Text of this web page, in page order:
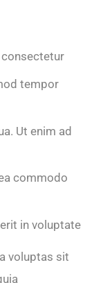
tempor
Ut enim ad
commodo
in voluptate
voluptas sit